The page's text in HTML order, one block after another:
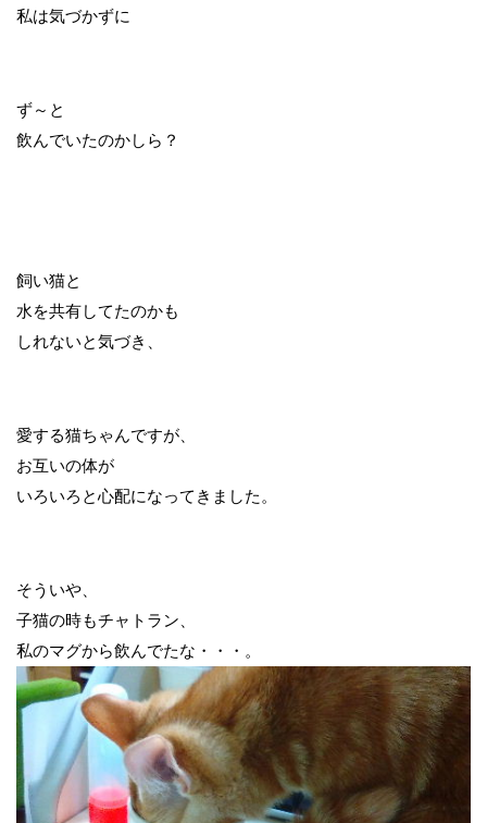
私は気づかずに
ず～と
飲んでいたのかしら？
飼い猫と
水を共有してたのかも
しれないと気づき、
愛する猫ちゃんですが、
お互いの体が
いろいろと心配になってきました。
そういや、
子猫の時もチャトラン、
私のマグから飲んでたな・・・。